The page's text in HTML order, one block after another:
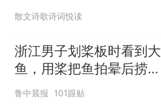
款，不料支付账号被限制
手欠了
散文诗歌诗词悦读
浙江男子划桨板时看到大
鱼，用桨把鱼拍晕后捞
起；当事人：鱼重7斤6
鲁中晨报 101跟贴